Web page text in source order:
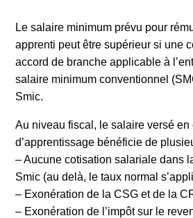
Le salaire minimum prévu pour
apprenti peut être supérieur si une
accord de branche applicable à
salaire minimum conventionnel
Smic.
Au niveau fiscal, le salaire versé en
d’apprentissage bénéficie de
– Aucune cotisation salariale dans
Smic (au delà, le taux normal
– Exonération de la CSG et de la
– Exonération de l’impôt sur le